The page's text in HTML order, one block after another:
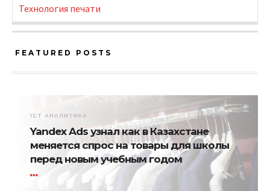
Технология печати
FEATURED POSTS
ICT АНАЛИТИКА
Yandex Ads узнал как в Казахстане
меняется спрос на товары для школы
перед новым учебным годом